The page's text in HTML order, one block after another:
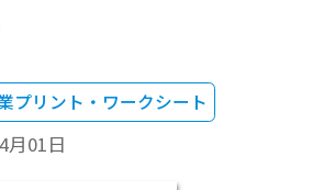
プリント・ワークシート
月01日